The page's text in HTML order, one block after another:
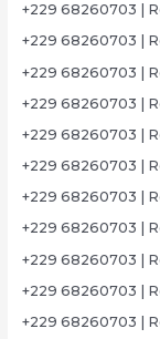
+229 68260703 |
+229 68260703 |
+229 68260703 |
+229 68260703 |
+229 68260703 |
+229 68260703 |
+229 68260703 |
+229 68260703 |
+229 68260703 |
+229 68260703 |
+229 68260703 |